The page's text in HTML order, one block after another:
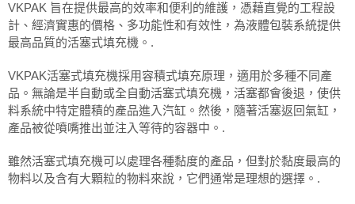
VKPAK 旨在提供最高的效率和便利的維護，憑藉直覺的工程設
計、經濟實惠的價格、多功能性和有效性，為液體包裝系統提供
最高品質的活塞式填充機。.
VKPAK活塞式填充機採用容積式填充原理，適用於多種不同產
品。無論是半自動或全自動活塞式填充機，活塞都會後退，使供
料系統中特定體積的產品進入汽缸。然後，隨著活塞返回氣缸，
產品被從噴嘴推出並注入等待的容器中。.
雖然活塞式填充機可以處理各種黏度的產品，但對於黏度最高的
物料以及含有大顆粒的物料來說，它們通常是理想的選擇。.